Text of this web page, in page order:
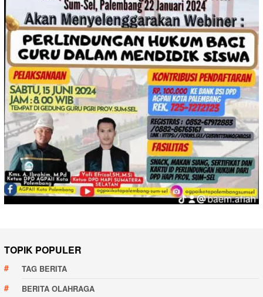
TOPIK POPULER
TAG BERITA
BERITA OLAHRAGA